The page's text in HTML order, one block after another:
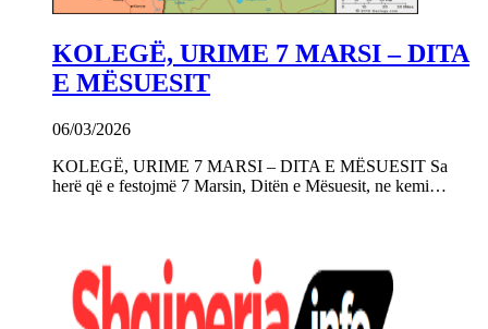
KOLEGË, URIME 7 MARSI – DITA
E MËSUESIT
06/03/2026
KOLEGË, URIME 7 MARSI – DITA E MËSUESIT Sa
herë që e festojmë 7 Marsin, Ditën e Mësuesit, ne kemi…